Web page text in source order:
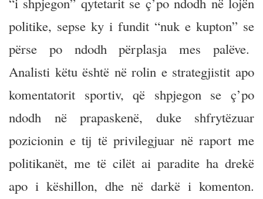
politike, sepse ky i fundit “nuk e kupton” se
përse po ndodh përplasja mes palëve.
Analisti këtu është në rolin e strategjistit apo
komentatorit sportiv, që shpjegon se ç’po
ndodh në prapaskenë, duke shfrytëzuar
pozicionin e tij të privilegjuar në raport me
politikanët, me të cilët ai paradite ha drekë
apo i këshillon, dhe në darkë i komenton.